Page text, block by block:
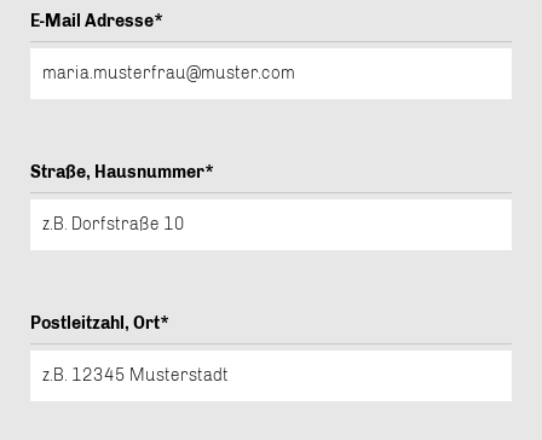
E-Mail Adresse*
Straße, Hausnummer*
Postleitzahl, Ort*